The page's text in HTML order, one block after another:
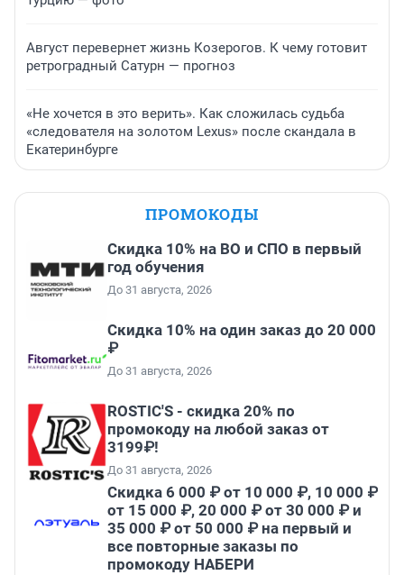
Август перевернет жизнь Козерогов. К чему готовит
ретроградный Сатурн — прогноз
«Не хочется в это верить». Как сложилась судьба
«следователя на золотом Lexus» после скандала в
Екатеринбурге
ПРОМОКОДЫ
Скидка 10% на ВО и СПО в первый
год обучения
До 31 августа, 2026
Скидка 10% на один заказ до 20 000
₽
До 31 августа, 2026
ROSTIC'S - скидка 20% по
промокоду на любой заказ от
3199₽!
До 31 августа, 2026
Скидка 6 000 ₽ от 10 000 ₽, 10 000 ₽
от 15 000 ₽, 20 000 ₽ от 30 000 ₽ и
35 000 ₽ от 50 000 ₽ на первый и
все повторные заказы по
промокоду НАБЕРИ